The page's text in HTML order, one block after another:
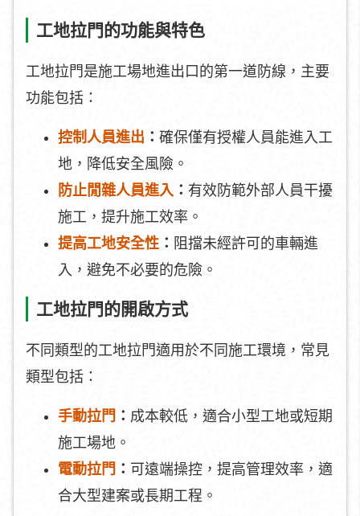
工地拉門的功能與特色
工地拉門是施工場地進出口的第一道防線，主要
功能包括：
控制人員進出 ： 確保僅有授權人員能進入工
地，降低安全風險。
防止閒雜人員進入 ： 有效防範外部人員干擾
施工，提升施工效率。
提高工地安全性 ： 阻擋未經許可的車輛進
入，避免不必要的危險。
工地拉門的開啟方式
不同類型的工地拉門適用於不同施工環境，常見
類型包括：
手動拉門 ： 成本較低，適合小型工地或短期
施工場地。
電動拉門 ： 可遠端操控，提高管理效率，適
合大型建案或長期工程。